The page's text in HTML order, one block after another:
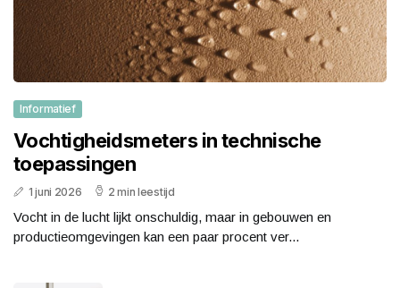
Informatief
Vochtigheidsmeters in technische
toepassingen
1 juni 2026 2 min leestijd
Vocht in de lucht lijkt onschuldig, maar in gebouwen en
productieomgevingen kan een paar procent ver...